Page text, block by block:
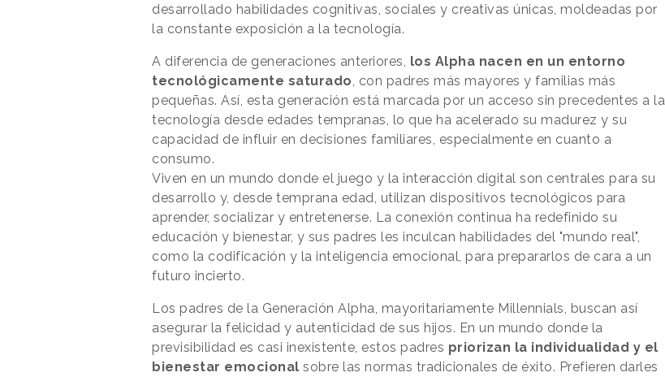
desarrollado habilidades cognitivas, sociales y creativas únicas, moldeadas por
la constante exposición a la tecnología.
A diferencia de generaciones anteriores, los Alpha nacen en un entorno
tecnológicamente saturado , con padres más mayores y familias más
pequeñas. Así, esta generación está marcada por un acceso sin precedentes a la
tecnología desde edades tempranas, lo que ha acelerado su madurez y su
capacidad de influir en decisiones familiares, especialmente en cuanto a
consumo.
Viven en un mundo donde el juego y la interacción digital son centrales para su
desarrollo y, desde temprana edad, utilizan dispositivos tecnológicos para
aprender, socializar y entretenerse. La conexión continua ha redefinido su
educación y bienestar, y sus padres les inculcan habilidades del "mundo real",
como la codificación y la inteligencia emocional, para prepararlos de cara a un
futuro incierto.
Los padres de la Generación Alpha, mayoritariamente Millennials, buscan así
asegurar la felicidad y autenticidad de sus hijos. En un mundo donde la
previsibilidad es casi inexistente, estos padres priorizan la individualidad y el
bienestar emocional sobre las normas tradicionales de éxito. Prefieren darles